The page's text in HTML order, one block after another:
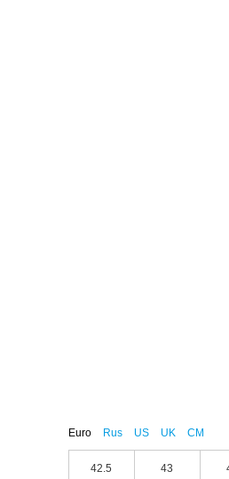
Euro Rus US UK CM
42.5 43